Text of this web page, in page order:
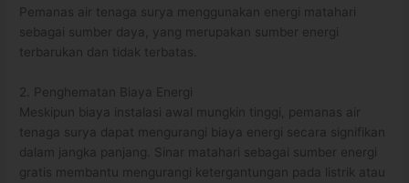
Pemanas air tenaga surya menggunakan energi matahari
sebagai sumber daya, yang merupakan sumber energi
terbarukan dan tidak terbatas.
2. Penghematan Biaya Energi
Meskipun biaya instalasi awal mungkin tinggi, pemanas air
tenaga surya dapat mengurangi biaya energi secara signifikan
dalam jangka panjang. Sinar matahari sebagai sumber energi
gratis membantu mengurangi ketergantungan pada listrik atau